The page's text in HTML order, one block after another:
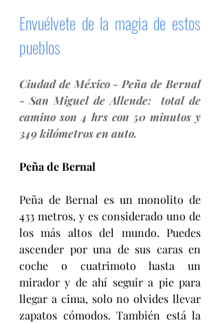
Envuélvete de la magia de estos
pueblos
Ciudad de México - Peña de Bernal
- San Miguel de Allende:  total de
camino son 4 hrs con 50 minutos y
349 kilómetros en auto.
Peña de Bernal
Peña de Bernal es un monolito de
433 metros, y es considerado uno de
los más altos del mundo. Puedes
ascender por una de sus caras en
coche o cuatrimoto hasta un
mirador y de ahí seguir a pie para
llegar a cima, solo no olvides llevar
zapatos cómodos. También está la